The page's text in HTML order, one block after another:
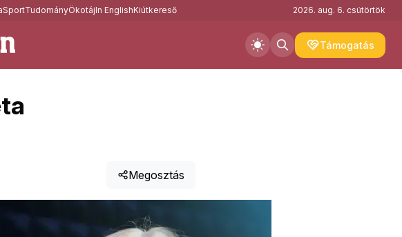
SportTudományÖkotájIn EnglishKiútkereső 2026. aug. 6. csütörtök
Támogatás
Megosztás